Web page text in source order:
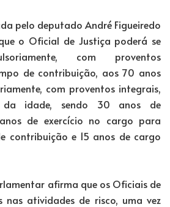
pelo deputado André Figueiredo
o Oficial de Justiça poderá se
com proventos
de contribuição, aos 70 anos
com proventos integrais,
da idade, sendo 30 anos de
de exercício no cargo para
contribuição e 15 anos de cargo
afirma que os Oficiais de
nas atividades de risco, uma vez